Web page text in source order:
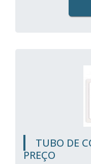
TUBO DE
PREÇO